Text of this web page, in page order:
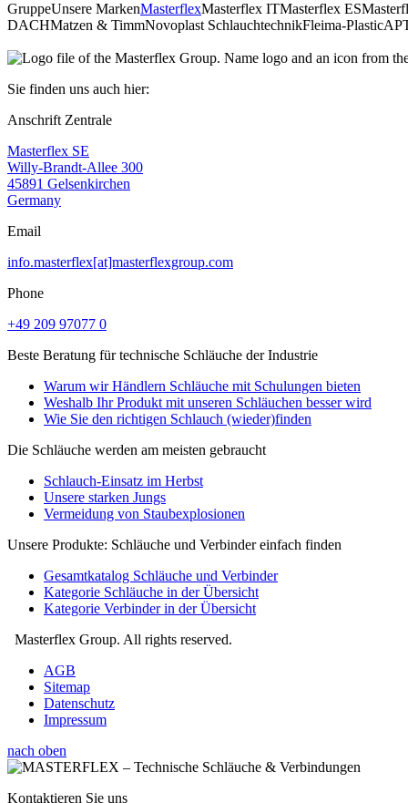
GruppeUnsere MarkenMasterflexMasterflex ITMasterflex ES
DACHMatzen & TimmNovoplast SchlauchtechnikFleima-Plastic
Sie finden uns auch hier:
Anschrift Zentrale
Masterflex SE
Willy-Brandt-Allee 300
45891 Gelsenkirchen
Germany
Email
info.masterflex[at]masterflexgroup.com
Phone
+49 209 97077 0
Beste Beratung für technische Schläuche der Industrie
Warum wir Händlern Schläuche mit Schulungen bieten
Weshalb Ihr Produkt mit unseren Schläuchen besser wird
Wie Sie den richtigen Schlauch (wieder)finden
Die Schläuche werden am meisten gebraucht
Schlauch-Einsatz im Herbst
Unsere starken Jungs
Vermeidung von Staubexplosionen
Unsere Produkte: Schläuche und Verbinder einfach finden
Gesamtkatalog Schläuche und Verbinder
Kategorie Schläuche in der Übersicht
Kategorie Verbinder in der Übersicht
Masterflex Group. All rights reserved.
AGB
Sitemap
Datenschutz
Impressum
nach oben
Kontaktieren Sie uns